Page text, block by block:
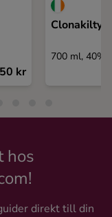
kr
Clonakilty
700 ml, 40%
hos
direkt till din